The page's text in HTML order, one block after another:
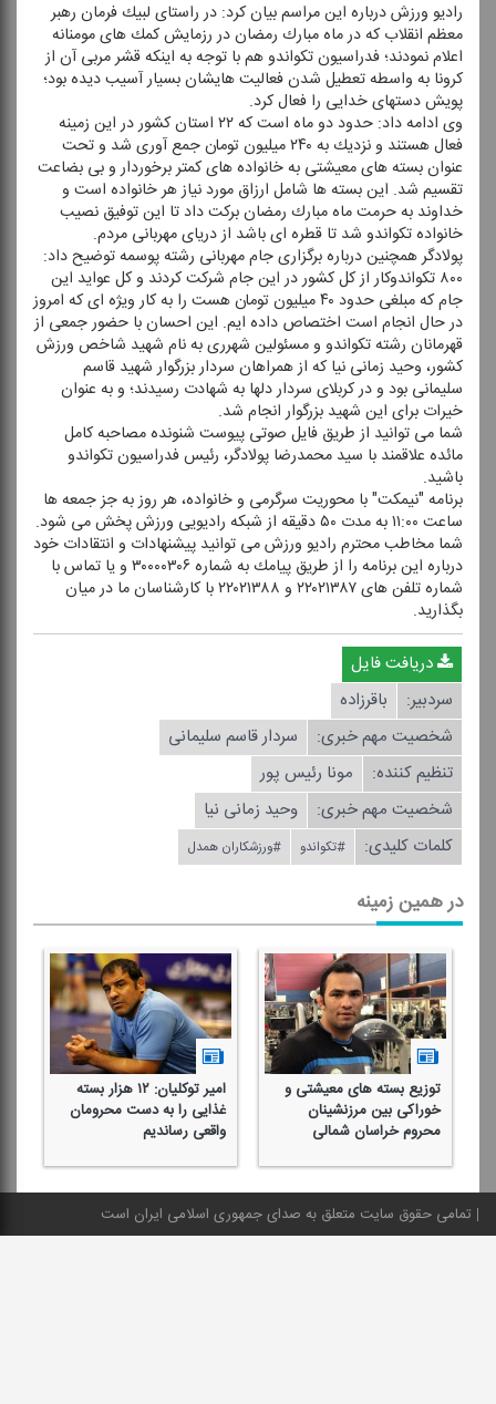
رادیو ورزش درباره این مراسم بیان كرد: در راستای لبیك فرمان رهبر
معظم انقلاب كه در ماه مبارك رمضان در رزمایش كمك های مومنانه
اعلام نمودند؛ فدراسیون تكواندو هم با توجه به اینكه قشر مربی آن از
كرونا به واسطه تعطیل شدن فعالیت هایشان بسیار آسیب دیده بود؛
پویش دستهای خدایی را فعال كرد.
وی ادامه داد: حدود دو ماه است كه ۲۲ استان كشور در این زمینه
فعال هستند و نزدیك به ۲۴۰ میلیون تومان جمع آوری شد و تحت
عنوان بسته های معیشتی به خانواده های كمتر برخوردار و بی بضاعت
تقسیم شد. این بسته ها شامل ارزاق مورد نیاز هر خانواده است و
خداوند به حرمت ماه مبارك رمضان بركت داد تا این توفیق نصیب
خانواده تكواندو شد تا قطره ای باشد از دریای مهربانی مردم.
پولادگر همچنین درباره برگزاری جام مهربانی رشته پوسمه توضیح داد:
۸۰۰ تكواندوكار از كل كشور در این جام شركت كردند و كل عواید این
جام كه مبلغی حدود ۴۰ میلیون تومان هست را به كار ویژه ای كه امروز
در حال انجام است اختصاص داده ایم. این احسان با حضور جمعی از
قهرمانان رشته تكواندو و مسئولین شهرری به نام شهید شاخص ورزش
كشور، وحید زمانی نیا كه از همراهان سردار بزرگوار شهید قاسم
سلیمانی بود و در كربلای سردار دلها به شهادت رسیدند؛ و به عنوان
خیرات برای این شهید بزرگوار انجام شد.
شما می توانید از طریق فایل صوتی پیوست شنونده مصاحبه كامل
مائده علاقمند با سید محمدرضا پولادگر، رئیس فدراسیون تكواندو
باشید.
برنامه "نیمكت" با محوریت سرگرمی و خانواده، هر روز به جز جمعه ها
ساعت ۱۱:۰۰ به مدت ۵۰ دقیقه از شبكه رادیویی ورزش پخش می شود.
شما مخاطب محترم رادیو ورزش می توانید پیشنهادات و انتقادات خود
درباره این برنامه را از طریق پیامك به شماره ۳۰۰۰۰۳۰۶ و یا تماس با
شماره تلفن های ۲۲۰۲۱۳۸۷ و ۲۲۰۲۱۳۸۸ با كارشناسان ما در میان
بگذارید.
دریافت فایل
سردبیر:
باقرزاده
شخصیت مهم خبری:
سردار قاسم سلیمانی
تنظیم كننده:
مونا رئیس پور
شخصیت مهم خبری:
وحید زمانی نیا
کلمات کلیدی:
#تكواندو #ورزشكاران همدل
در همین زمینه
توزیع بسته های معیشتی و
خوراكی بین مرزنشینان
محروم خراسان شمالی
امیر توكلیان: ۱۲ هزار بسته
غذایی را به دست محرومان
واقعی رساندیم
تمامی حقوق سایت متعلق به صدای جمهوری اسلامی ایران است